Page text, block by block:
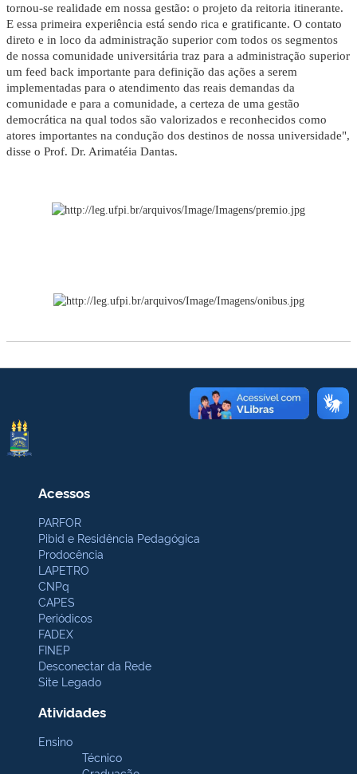
tornou-se realidade em nossa gestão: o projeto da reitoria itinerante.
E essa primeira experiência está sendo rica e gratificante. O contato
direto e in loco da administração superior com todos os segmentos
de nossa comunidade universitária traz para a administração superior
um feed back importante para definição das ações a serem
implementadas para o atendimento das reais demandas da
comunidade e para a comunidade, a certeza de uma gestão
democrática na qual todos são valorizados e reconhecidos como
atores importantes na condução dos destinos de nossa universidade",
disse o Prof. Dr. Arimatéia Dantas.
Acessos
PARFOR
Pibid e Residência Pedagógica
Prodocência
LAPETRO
CNPq
CAPES
Periódicos
FADEX
FINEP
Desconectar da Rede
Site Legado
Atividades
Ensino
Técnico